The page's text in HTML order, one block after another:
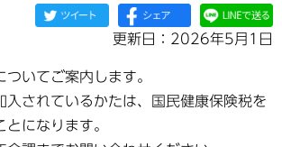
更新日：2026年5月1日
ついてご案内します。
入されているかたは、国民健康保険税を
になります。